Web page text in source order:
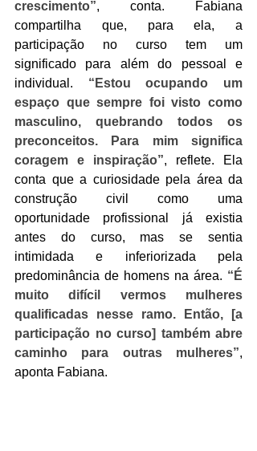
crescimento”, conta. Fabiana
compartilha que, para ela, a
participação no curso tem um
significado para além do pessoal e
individual. “Estou ocupando um
espaço que sempre foi visto como
masculino, quebrando todos os
preconceitos. Para mim significa
coragem e inspiração”, reflete. Ela
conta que a curiosidade pela área da
construção civil como uma
oportunidade profissional já existia
antes do curso, mas se sentia
intimidada e inferiorizada pela
predominância de homens na área. “É
muito difícil vermos mulheres
qualificadas nesse ramo. Então, [a
participação no curso] também abre
caminho para outras mulheres”,
aponta Fabiana.